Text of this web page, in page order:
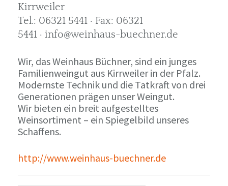
Kirrweiler
Tel.: 06321 5441 · Fax: 06321
5441 · info@weinhaus-buechner.de
Wir, das Weinhaus Büchner, sind ein junges
Familienweingut aus Kirrweiler in der Pfalz.
Modernste Technik und die Tatkraft von drei
Generationen prägen unser Weingut.
Wir bieten ein breit aufgestelltes
Weinsortiment – ein Spiegelbild unseres
Schaffens.
http://www.weinhaus-buechner.de